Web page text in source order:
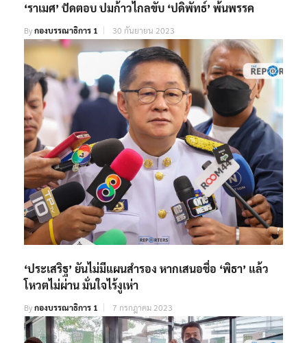
‘ราเมศ’ ปัดตอบ ปมก้าวไกลขับ ‘ปดิพัทธ์’ พ้นพรรค
Byกองบรรณาธิการ 1 30 กันยายน 2023
‘ประเสริฐ’ ยันไม่มีแผนสำรอง หากเสนอชื่อ ‘พิธา’ แล้ว
โหวตไม่ผ่าน มั่นใจไร้งูเห่า
Byกองบรรณาธิการ 1 7 กรกฎาคม 2023